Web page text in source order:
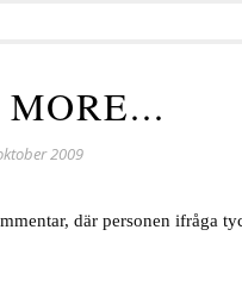
2009
där personen ifråga